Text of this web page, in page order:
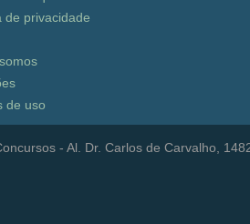
de privacidade
de uso
- Al. Dr. Carlos de Carvalho,